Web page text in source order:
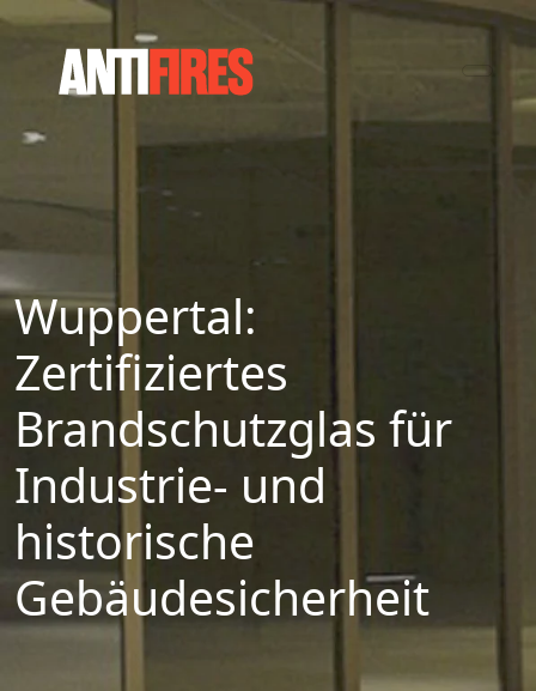
Wuppertal:
Zertifiziertes
Brandschutzglas für
Industrie- und
historische
Gebäudesicherheit